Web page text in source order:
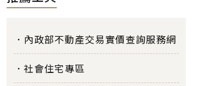
內政部不動產交易實價查詢服務網
社會住宅專區